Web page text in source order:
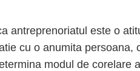
antreprenoriatul este o
cu o anumita persoana,
modul de corelare